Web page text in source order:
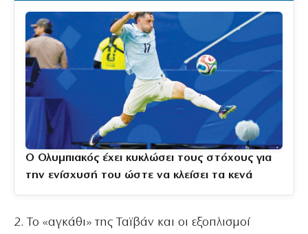
Ο Ολυμπιακός έχει κυκλώσει τους στόχους για
την ενίσχυσή του ώστε να κλείσει τα κενά
2. Το «αγκάθι» της Ταϊβάν και οι εξοπλισμοί